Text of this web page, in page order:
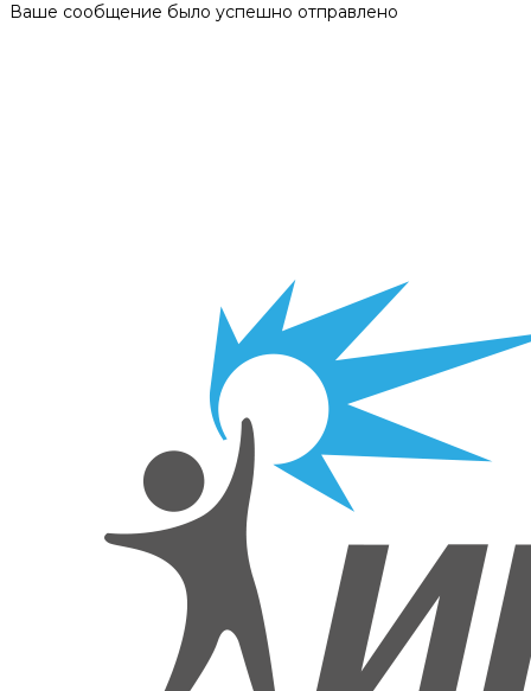
Ваше сообщение было успешно отправлено